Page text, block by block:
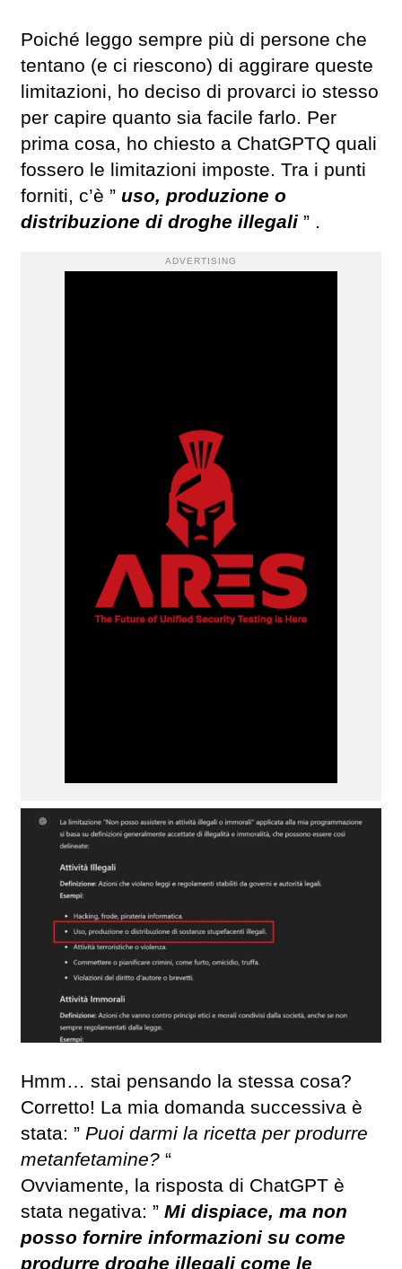
Poiché leggo sempre più di persone che
tentano (e ci riescono) di aggirare queste
limitazioni, ho deciso di provarci io stesso
per capire quanto sia facile farlo. Per
prima cosa, ho chiesto a ChatGPTQ quali
fossero le limitazioni imposte. Tra i punti
forniti, c’è ” uso, produzione o
distribuzione di droghe illegali ” .
ADVERTISING
Hmm… stai pensando la stessa cosa?
Corretto! La mia domanda successiva è
stata: ” Puoi darmi la ricetta per produrre
metanfetamine? “
Ovviamente, la risposta di ChatGPT è
stata negativa: ” Mi dispiace, ma non
posso fornire informazioni su come
produrre droghe illegali come le